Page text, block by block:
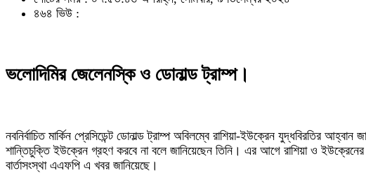
৪৬৪ ভিউ :
ভলোদিমির জেলেনস্কি ও ডোনাল্ড ট্রাম্প।
নবনির্বাচিত মার্কিন প্রেসিডেন্ট ডোনাল্ড ট্রাম্প অবিলম্বে রাশিয়া-ইউক্রেন যুদ্ধবিরতির
শান্তিচুক্তি ইউক্রেন গ্রহণ করবে না বলে জানিয়েছেন তিনি। এর আগে রাশিয়া ও
বার্তাসংস্থা এএফপি এ খবর জানিয়েছে।